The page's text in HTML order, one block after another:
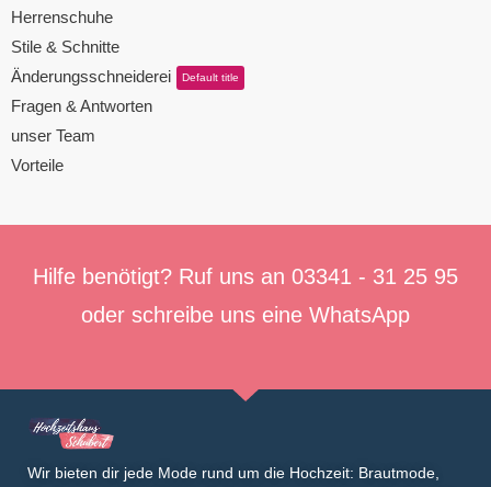
Herrenschuhe
Stile & Schnitte
Änderungsschneiderei
Default title
Fragen & Antworten
unser Team
Vorteile
Hilfe benötigt? Ruf uns an 03341 - 31 25 95
oder schreibe uns eine WhatsApp
Wir bieten dir jede Mode rund um die Hochzeit: Brautmode,